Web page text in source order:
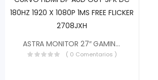
ASTRA MONITOR 27″ GAMING CURVO HDMI DP AUD OUT SPK DC 180HZ 1920 X 1080P 1MS FREE FLICKER 2708JXH
( 0 Comentarios )